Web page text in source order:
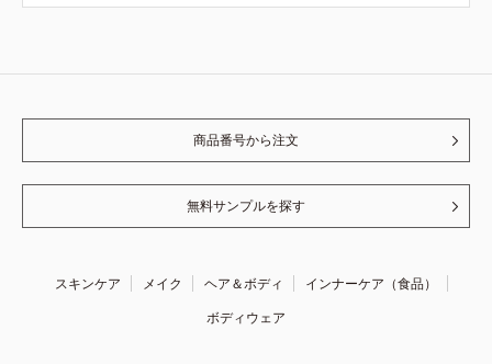
商品番号から注文
無料サンプルを探す
スキンケア メイク ヘア＆ボディ
インナーケア（食品）
ボディウェア